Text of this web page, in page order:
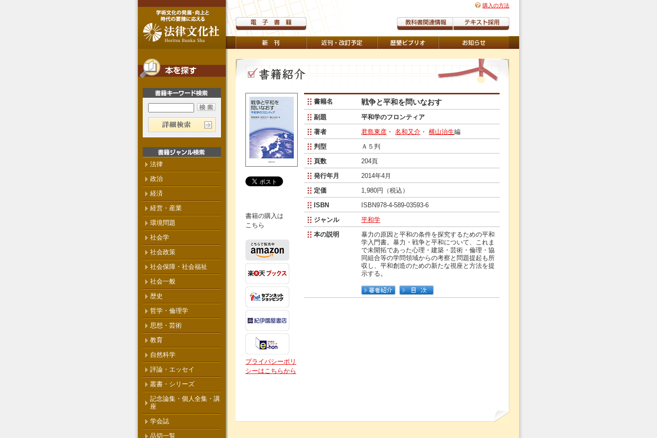
購入の方法
書籍の購入は
こちら
プライバシーポリ
シーはこちらから
書籍名 戦争と平和を問いなおす
副題
平和学のフロンティア
著者
君島東彦 ・ 名和又介 ・ 横山治生編
判型
Ａ５判
頁数
204頁
発行年月
2014年4月
定価
1,980円（税込）
ISBN
ISBN978-4-589-03593-6
ジャンル
平和学
本の説明
暴力の原因と平和の条件を探究するための平和
学入門書。暴力・戦争と平和について、これま
で未開拓であった心理・建築・芸術・倫理・協
同組合等の学問領域からの考察と問題提起も所
収し、平和創造のための新たな視座と方法を提
示する。
法律
政治
経済
経営・産業
環境問題
社会学
社会政策
社会保障・社会福祉
社会一般
歴史
哲学・倫理学
思想・芸術
教育
自然科学
評論・エッセイ
叢書・シリーズ
記念論集・個人全集・講
座
学会誌
品切一覧